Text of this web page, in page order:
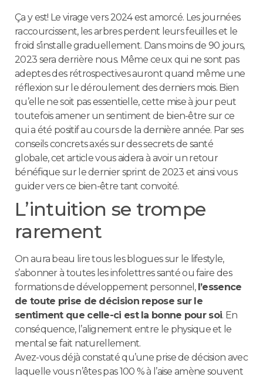
Ça y est! Le virage vers 2024 est amorcé. Les journées
raccourcissent, les arbres perdent leurs feuilles et le
froid s’installe graduellement. Dans moins de 90 jours,
2023 sera derrière nous. Même ceux qui ne sont pas
adeptes des rétrospectives auront quand même une
réflexion sur le déroulement des derniers mois. Bien
qu’elle ne soit pas essentielle, cette mise à jour peut
toutefois amener un sentiment de bien-être sur ce
qui a été positif au cours de la dernière année. Par ses
conseils concrets axés sur des secrets de santé
globale, cet article vous aidera à avoir un retour
bénéfique sur le dernier sprint de 2023 et ainsi vous
guider vers ce bien-être tant convoité.
L’intuition se trompe
rarement
On aura beau lire tous les blogues sur le lifestyle,
s’abonner à toutes les infolettres santé ou faire des
formations de développement personnel, l’essence
de toute prise de décision repose sur le
sentiment que celle-ci est la bonne pour soi. En
conséquence, l’alignement entre le physique et le
mental se fait naturellement.
Avez-vous déjà constaté qu’une prise de décision avec
laquelle vous n’êtes pas 100 % à l’aise amène souvent